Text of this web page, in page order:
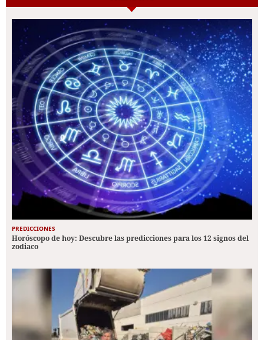
PREDICCIONES
Horóscopo de hoy: Descubre las predicciones para los 12 signos del
zodiaco